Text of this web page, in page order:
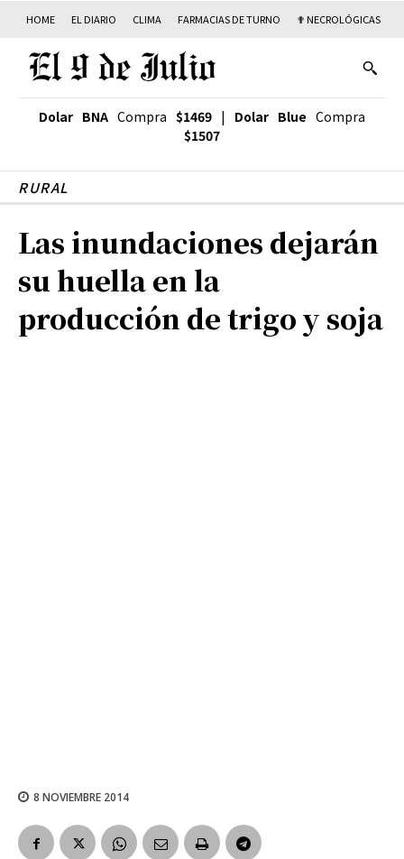
HOME EL DIARIO CLIMA FARMACIAS DE TURNO ✟ NECROLÓGICAS
Dolar BNA Compra $1469 | Dolar Blue Compra
$1507
RURAL
Las inundaciones dejarán
su huella en la
producción de trigo y soja
8 NOVIEMBRE 2014